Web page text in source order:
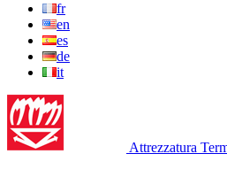
fr
en
es
de
it
Attrezzatura